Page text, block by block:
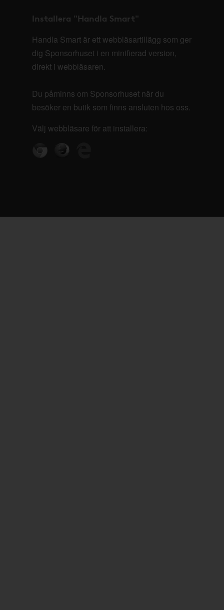
Installera "Handla Smart"
Handla Smart är ett webbläsartillägg som ger
dig Sponsorhuset i en minifierad version,
direkt i webbläsaren.
Du påminns om Sponsorhuset när du
besöker en butik som finns ansluten hos oss.
Välj webbläsare för att installera: